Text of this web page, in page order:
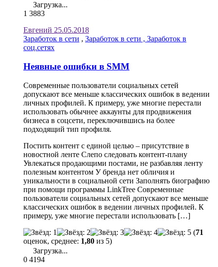
Загрузка...
1 3883
Евгений 25.05.2018
Заработок в сети , Заработок в сети , Заработок в
соц.сетях
Неявные ошибки в SMM
Современные пользователи социальных сетей
допускают все меньше классических ошибок в ведении
личных профилей. К примеру, уже многие перестали
использовать обычнее аккаунты для продвижения
бизнеса в соцсети, переключившись на более
подходящий тип профиля.
Постить контент с единой целью – присутствие в
новостной ленте Слепо следовать контент-плану
Увлекаться продающими постами, не разбавляя ленту
полезным контентом У бренда нет обличия и
уникальности в социальной сети Заполнять биографию
при помощи программы LinkTree Современные
пользователи социальных сетей допускают все меньше
классических ошибок в ведении личных профилей. К
примеру, уже многие перестали использовать […]
(71
оценок, среднее: 1,80 из 5)
Загрузка...
0 4194